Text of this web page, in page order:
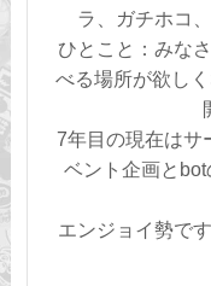
ラ、ガチホコ
ひとこと：みな
べる場所が欲し
7年目の現在はサ
ベント企画と
エンジョイ勢で